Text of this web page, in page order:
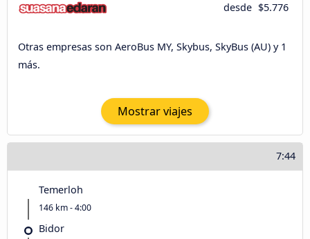
desde $5.776
Otras empresas son AeroBus MY, Skybus, SkyBus (AU) y 1
más.
Mostrar viajes
7:44
Temerloh
146 km - 4:00
Bidor